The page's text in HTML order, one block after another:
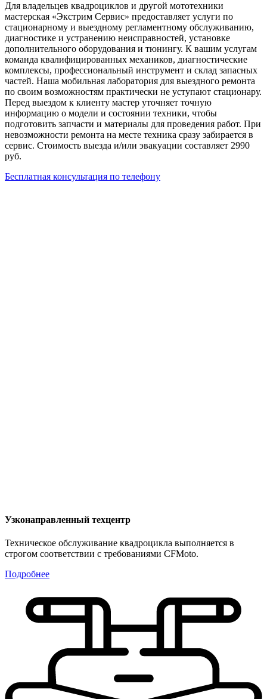
Для владельцев квадроциклов и другой мототехники
мастерская «Экстрим Сервис» предоставляет услуги по
стационарному и выездному регламентному обслуживанию,
диагностике и устранению неисправностей, установке
дополнительного оборудования и тюнингу. К вашим услугам
команда квалифицированных механиков, диагностические
комплексы, профессиональный инструмент и склад запасных
частей. Наша мобильная лаборатория для выездного ремонта
по своим возможностям практически не уступают стационару.
Перед выездом к клиенту мастер уточняет точную
информацию о модели и состоянии техники, чтобы
подготовить запчасти и материалы для проведения работ. При
невозможности ремонта на месте техника сразу забирается в
сервис. Стоимость выезда и/или эвакуации составляет 2990
руб.
Бесплатная консультация по телефону
Узконаправленный техцентр
Техническое обслуживание квадроцикла выполняется в
строгом соответствии с требованиями CFMoto.
Подробнее